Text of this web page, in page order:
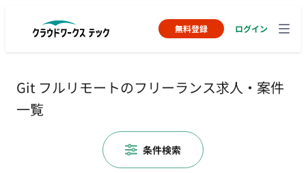
無料登録 ログイン
Git フルリモートのフリーランス求人・案件
一覧
条件検索